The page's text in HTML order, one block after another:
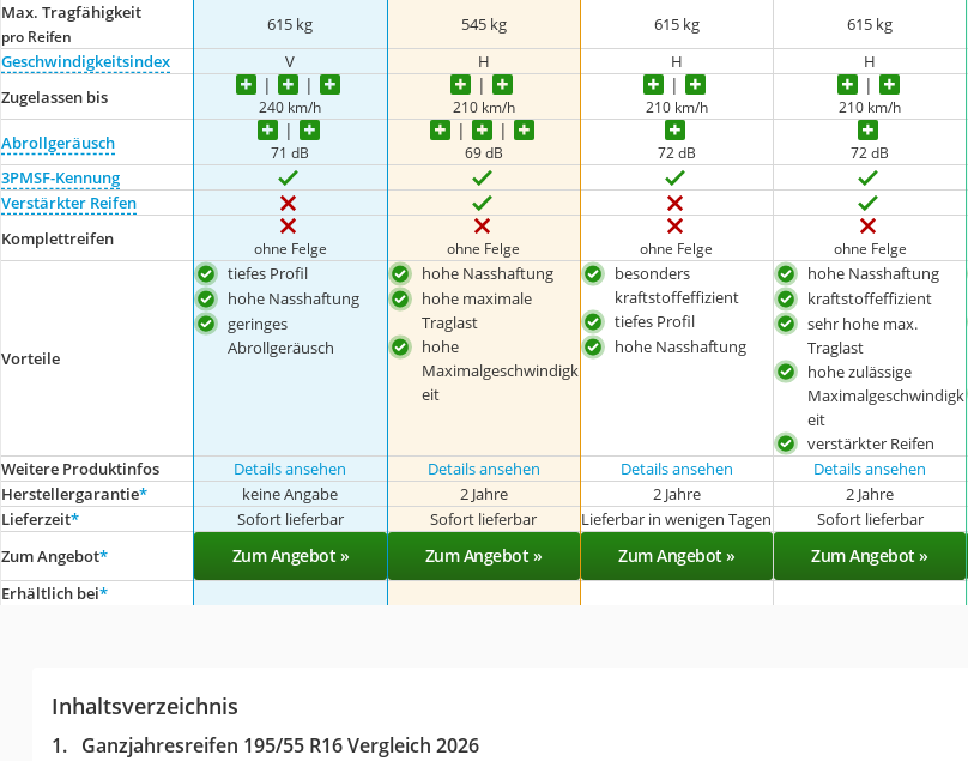
Max. Tragfähigkeit
pro Reifen
615 kg 545 kg 615 kg 615 kg
Geschwindigkeitsindex
V H H H
Zugelassen bis
240 km/h 210 km/h 210 km/h 210 km/h
Abrollgeräusch 71 dB 69 dB 72 dB 72 dB
3PMSF-Kennung
Verstärkter Reifen
Komplettreifen
ohne Felge ohne Felge ohne Felge ohne Felge
Vorteile
tiefes Profil
hohe Nasshaftung
geringes
Abrollgeräusch
hohe Nasshaftung
hohe maximale
Traglast
hohe
Maximalgeschwindigk
eit
besonders
kraftstoffeffizient
tiefes Profil
hohe Nasshaftung
hohe Nasshaftung
kraftstoffeffizient
sehr hohe max.
Traglast
hohe zulässige
Maximalgeschwindigk
eit
verstärkter Reifen
Weitere Produktinfos Details ansehen Details ansehen Details ansehen Details ansehen
Herstellergarantie* keine Angabe 2 Jahre 2 Jahre 2 Jahre
Lieferzeit* Sofort lieferbar Sofort lieferbar Lieferbar in wenigen Tagen Sofort lieferbar
Zum Angebot* Zum Angebot » Zum Angebot » Zum Angebot » Zum Angebot »
Erhältlich bei*
Inhaltsverzeichnis
Ganzjahresreifen 195/55 R16 Vergleich 2026